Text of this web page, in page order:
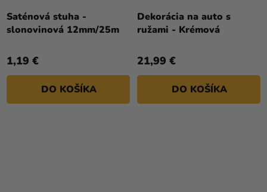
Saténová stuha -
slonovinová 12mm/25m
1,19 €
DO KOŠÍKA
Dekorácia na auto s
ružami - Krémová
21,99 €
DO KOŠÍKA